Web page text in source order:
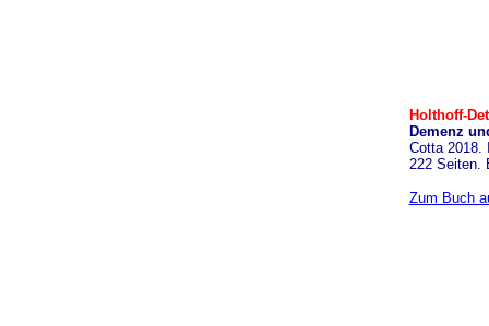
Holthoff-
Demenz
Cotta 2018.
222 Seiten.
Zum Buch